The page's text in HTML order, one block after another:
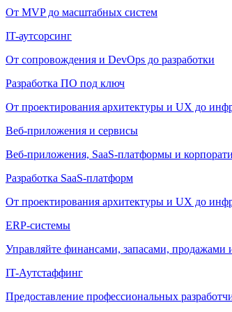
От MVP до масштабных систем
IT-аутсорсинг
От сопровождения и DevOps до разработки
Разработка ПО под ключ
От проектирования архитектуры и UX до
Веб-приложения и сервисы
Веб-приложения, SaaS-платформы и
Разработка SaaS-платформ
От проектирования архитектуры и UX до
ERP-системы
Управляйте финансами, запасами, продажами
IT-Аутстаффинг
Предоставление профессиональных